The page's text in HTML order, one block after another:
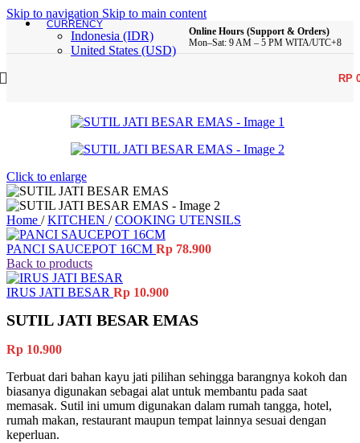
Skip to navigation Skip to main content
CURRENCY
Indonesia (IDR)
United States (USD)
Online Hours (Support & Orders)
Mon–Sat: 9 AM – 5 PM WITA/UTC+8
RP
Click to enlarge
Home / KITCHEN / COOKING UTENSILS
PANCI SAUCEPOT 16CM Rp 78.900
Back to products
IRUS JATI BESAR Rp 10.900
SUTIL JATI BESAR EMAS
Rp 10.900
Terbuat dari bahan kayu jati pilihan sehingga barangnya kokoh dan
biasanya digunakan sebagai alat untuk membantu pada saat
memasak. Sutil ini umum digunakan dalam rumah tangga, hotel,
rumah makan, restaurant maupun tempat lainnya sesuai dengan
keperluan.